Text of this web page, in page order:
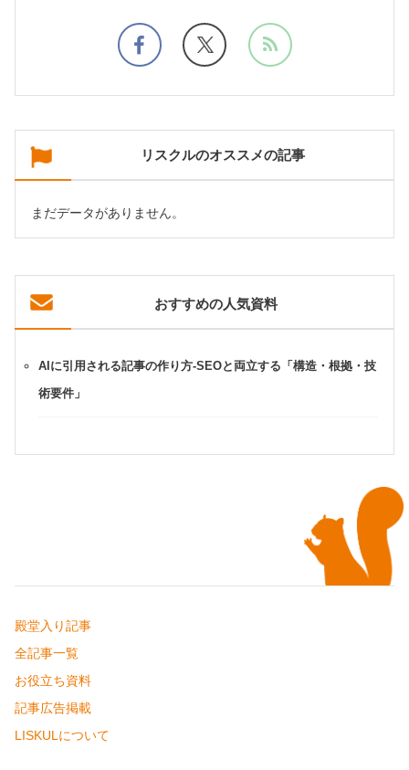
リスクルのオススメの記事
まだデータがありません。
おすすめの人気資料
AIに引用される記事の作り方-SEOと両立する「構造・根拠・技
術要件」
殿堂入り記事
全記事一覧
お役立ち資料
記事広告掲載
LISKULについて